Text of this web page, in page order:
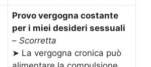
Provo vergogna costante
per i miei desideri sessuali
– Scorretta
➤ La vergogna cronica può